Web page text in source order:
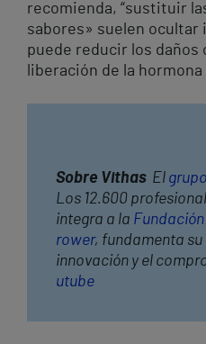
recomienda, “sustituir
sabores» suelen ocultar
puede reducir los daños
liberación de la
Sobre Vithas El
Los 12.600
integra a la
rower, fundamenta
innovación y el
utube